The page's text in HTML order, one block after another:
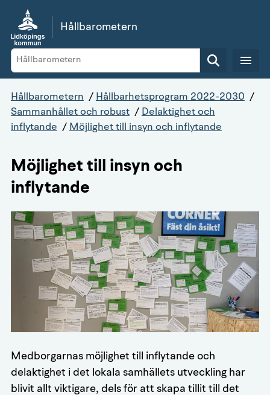
Gå direkt till sidans innehåll
Hållbarometern
Sök
Hållbarometern / Hållbarhetsprogram 2022-2030 /
Sammanhållet och robust / Delaktighet och
inflytande / Möjlighet till insyn och inflytande
Möjlighet till insyn och
inflytande
Medborgarnas möjlighet till inflytande och
delaktighet i det lokala samhällets utveckling har
blivit allt viktigare, dels för att skapa tillit till det